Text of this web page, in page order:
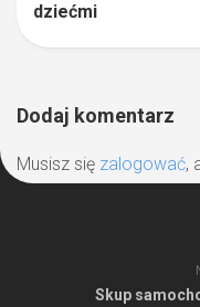
dziećmi
Dodaj komentarz
Musisz się zalogować,
Skup